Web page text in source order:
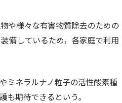
や様々な有害物質除去のための
備しているため，各家庭で利用
ミネラルナノ粒子の活性酸素種
期待できるという。